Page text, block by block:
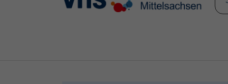
Skip to main content
Skip to page footer